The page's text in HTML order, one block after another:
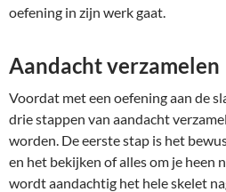
oefening in zijn werk gaat.
Aandacht verzamelen
Voordat met een oefening aan de
drie stappen van aandacht
worden. De eerste stap is het
en het bekijken of alles om je heen
wordt aandachtig het hele skelet